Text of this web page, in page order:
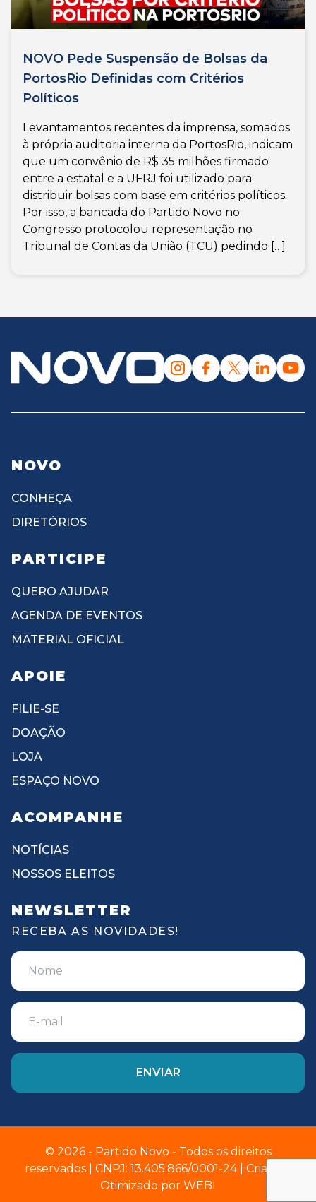
NOVO Pede Suspensão de Bolsas da
PortosRio Definidas com Critérios
Políticos
Levantamentos recentes da imprensa, somados
à própria auditoria interna da PortosRio, indicam
que um convênio de R$ 35 milhões firmado
entre a estatal e a UFRJ foi utilizado para
distribuir bolsas com base em critérios políticos.
Por isso, a bancada do Partido Novo no
Congresso protocolou representação no
Tribunal de Contas da União (TCU) pedindo […]
NOVO
CONHEÇA
DIRETÓRIOS
PARTICIPE
QUERO AJUDAR
AGENDA DE EVENTOS
MATERIAL OFICIAL
APOIE
FILIE-SE
DOAÇÃO
LOJA
ESPAÇO NOVO
ACOMPANHE
NOTÍCIAS
NOSSOS ELEITOS
NEWSLETTER
RECEBA AS NOVIDADES!
© 2026 - Partido Novo - Todos os direitos
reservados | CNPJ: 13.405.866/0001-24 | Criado e
Otimizado por WEBI